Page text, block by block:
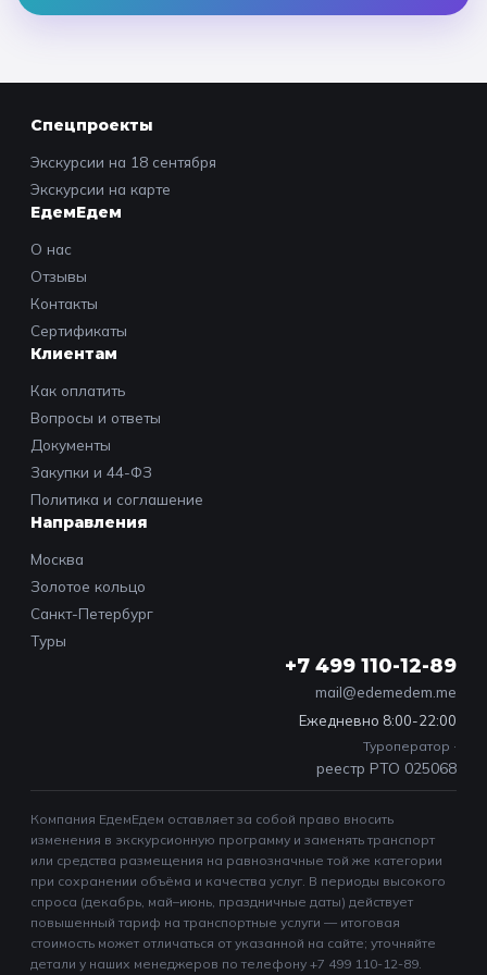
Спецпроекты
Экскурсии на 18 сентября
Экскурсии на карте
ЕдемЕдем
О нас
Отзывы
Контакты
Сертификаты
Клиентам
Как оплатить
Вопросы и ответы
Документы
Закупки и 44-ФЗ
Политика и соглашение
Направления
Москва
Золотое кольцо
Санкт-Петербург
Туры
+7 499 110-12-89
mail@edemedem.me
Ежедневно 8:00-22:00
Туроператор ·
реестр РТО 025068
Компания ЕдемЕдем оставляет за собой право вносить
изменения в экскурсионную программу и заменять транспорт
или средства размещения на равнозначные той же категории
при сохранении объёма и качества услуг. В периоды высокого
спроса (декабрь, май–июнь, праздничные даты) действует
повышенный тариф на транспортные услуги — итоговая
стоимость может отличаться от указанной на сайте; уточняйте
детали у наших менеджеров по телефону +7 499 110-12-89.